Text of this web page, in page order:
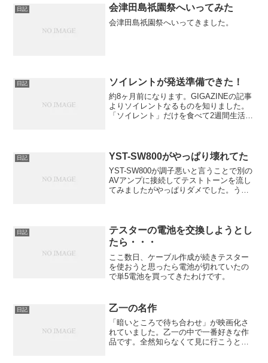
日記 会津田島祇園祭へいってみた
会津田島祇園祭へいってきました。
日記 ソイレントが発送準備できた！
約8ヶ月前になります。GIGAZINEの記事
よりソイレントなるものを知りました。
「ソイレント」だけを食べて2週間生活す
日記 YST-SW800がやっぱり壊れてた
YST-SW800が調子悪いと言うことで別の
AVアンプに接続してテストトーンを流し
てみましたがやっぱりダメでした。うわ
日記
テスターの電池を交換しようとし
たら・・・
ここ数日、ケーブル作成が続きテスター
を使おうと思ったら電池が切れていたの
で単5電池を買ってきたわけです。
日記 乙一の名作
「暗いところで待ち合わせ」が映画化さ
れていました。乙一の中で一番好きな作
品です。全然知らなくて見に行こうと思